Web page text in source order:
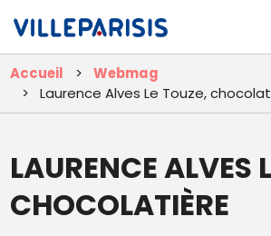
contenu
Accueil
Webmag
Laurence Alves Le Touze,
LAURENCE ALVES
CHOCOLATIÈRE